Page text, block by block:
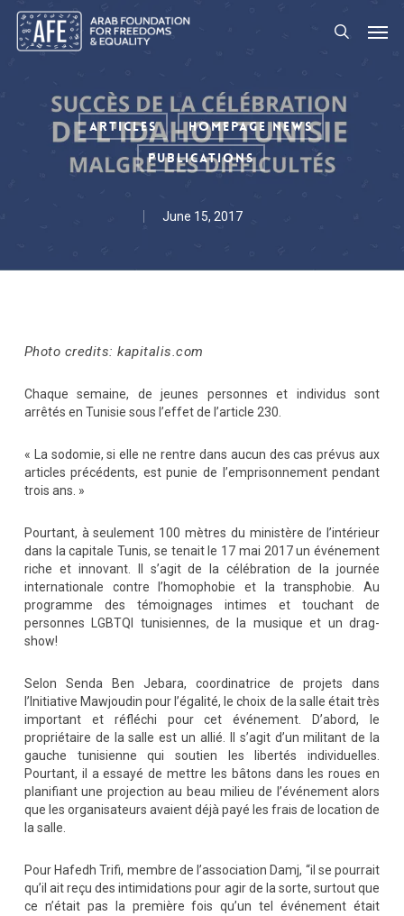
Skip
main
search
Articles
Homepage News
Publications
June 15, 2017
Photo credits: kapitalis.com
Chaque semaine, de jeunes personnes et individus sont
arrêtés en Tunisie sous l’effet de l’article 230.
« La sodomie, si elle ne rentre dans aucun des cas prévus aux
articles précédents, est punie de l’emprisonnement pendant
trois ans. »
Pourtant, à seulement 100 mètres du ministère de l’intérieur
dans la capitale Tunis, se tenait le 17 mai 2017 un événement
riche et innovant. Il s’agit de la célébration de la journée
internationale contre l’homophobie et la transphobie. Au
programme des témoignages intimes et touchant de
personnes LGBTQI tunisiennes, de la musique et un drag-
show!
Selon Senda Ben Jebara, coordinatrice de projets dans
l’Initiative Mawjoudin pour l’égalité, le choix de la salle était très
important et réfléchi pour cet événement. D’abord, le
propriétaire de la salle est un allié. Il s’agit d’un militant de la
gauche tunisienne qui soutien les libertés individuelles.
Pourtant, il a essayé de mettre les bâtons dans les roues en
planifiant une projection au beau milieu de l’événement alors
que les organisateurs avaient déjà payé les frais de location de
la salle.
Pour Hafedh Trifi, membre de l’association Damj, “il se pourrait
qu’il ait reçu des intimidations pour agir de la sorte, surtout que
ce n’était pas la première fois qu’un tel événement était